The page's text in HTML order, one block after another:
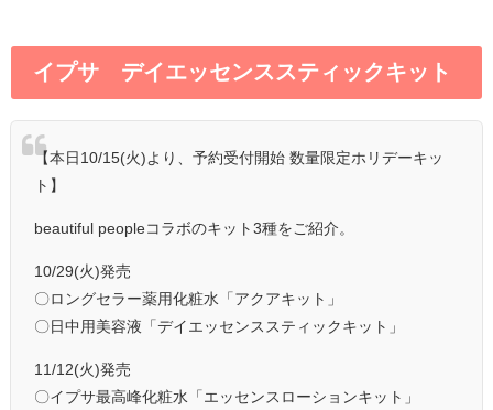
イプサ デイエッセンススティックキット
【本日10/15(火)より、予約受付開始 数量限定ホリデーキッ
ト】
beautiful peopleコラボのキット3種をご紹介。
10/29(火)発売
〇ロングセラー薬用化粧水「アクアキット」
〇日中用美容液「デイエッセンススティックキット」
11/12(火)発売
〇イプサ最高峰化粧水「エッセンスローションキット」